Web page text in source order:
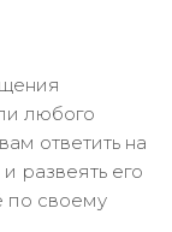
любого
ответить на
развеять его
по своему